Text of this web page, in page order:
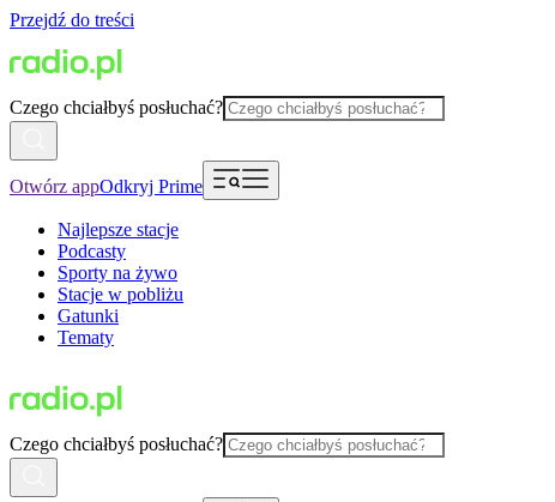
Przejdź do treści
Czego chciałbyś posłuchać?
Otwórz appOdkryj Prime
Najlepsze stacje
Podcasty
Sporty na żywo
Stacje w pobliżu
Gatunki
Tematy
Czego chciałbyś posłuchać?